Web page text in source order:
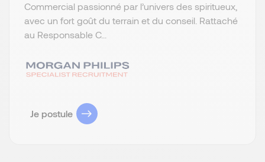
Commercial passionné par l’univers des spiritueux,
avec un fort goût du terrain et du conseil. Rattaché
au Responsable C...
Je postule